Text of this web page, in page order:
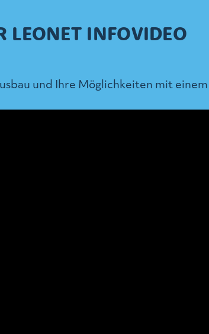
LEONET INFOVIDEO
und Ihre Möglichkeiten mit einem